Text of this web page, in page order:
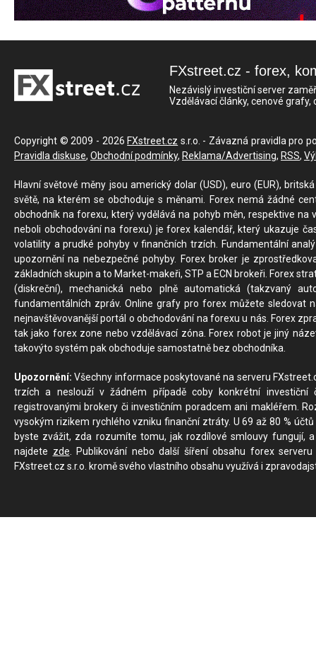
FXstreet.cz - forex,
Nezávislý investiční server
Vzdělávací články, cenové
Copyright © 2009 - 2026 FXstreet.cz s.r.o. - Závazná pravidla pro
Pravidla diskuse, Obchodní podmínky, Reklama/Advertising, RSS,
Hlavní světové měny jsou americký dolar (USD), euro (EUR),
světě, na kterém se obchoduje s měnami. Forex nemá žádné
obchodník na forexu, který vydělává na pohyb měn, respektive
neboli obchodování na forexu) je forex kalendář, který ukazuje
volatility a prudké pohyby v finančních trzích. Fundamentální
upozornění na nebezpečné pohyby. Forex broker je
základních skupin a to Market-makeři, STP a ECN brokeři. Forex
(diskreční), mechanická nebo plně automatická (takzvaný
fundamentálních zpráv. Online grafy pro forex můžete sledovat
nejnavštěvovanější portál o obchodování na forexu u nás. Forex
tak jako forex zone nebo vzdělávací zóna. Forex robot je jiný
takovýto systém pak obchoduje samostatně bez obchodníka.
Upozornění: Všechny informace poskytované na serveru
trzích a neslouží v žádném případě coby konkrétní investiční
registrovanými brokery či investičním poradcem ani makléřem.
vysokým rizikem rychlého vzniku finanční ztráty. U 69 až 80 %
byste zvážit, zda rozumíte tomu, jak rozdílové smlouvy fungují,
najdete zde. Publikování nebo další šíření obsahu forex
FXstreet.cz s.r.o. kromě svého vlastního obsahu využívá i